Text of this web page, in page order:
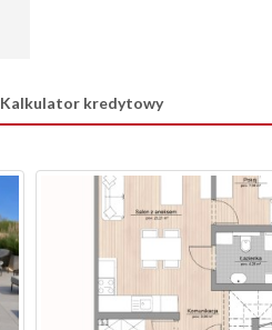
Kalkulator kredytowy